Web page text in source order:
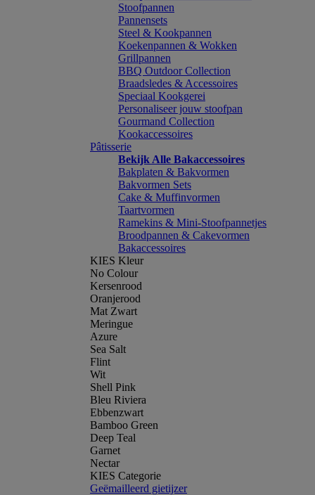
Stoofpannen
Pannensets
Steel & Kookpannen
Koekenpannen & Wokken
Grillpannen
BBQ Outdoor Collection
Braadsledes & Accessoires
Speciaal Kookgerei
Personaliseer jouw stoofpan
Gourmand Collection
Kookaccessoires
Pâtisserie
Bekijk Alle Bakaccessoires
Bakplaten & Bakvormen
Bakvormen Sets
Cake & Muffinvormen
Taartvormen
Ramekins & Mini-Stoofpannetjes
Broodpannen & Cakevormen
Bakaccessoires
KIES Kleur
No Colour
Kersenrood
Oranjerood
Mat Zwart
Meringue
Azure
Sea Salt
Flint
Wit
Shell Pink
Bleu Riviera
Ebbenzwart
Bamboo Green
Deep Teal
Garnet
Nectar
KIES Categorie
Geëmailleerd gietijzer